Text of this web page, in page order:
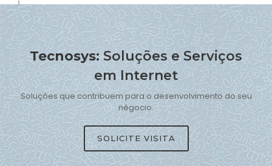
Tecnosys:Soluções e Serviços
em Internet
Soluções que contribuem para o desenvolvimento do seu
négocio.
SOLICITE VISITA